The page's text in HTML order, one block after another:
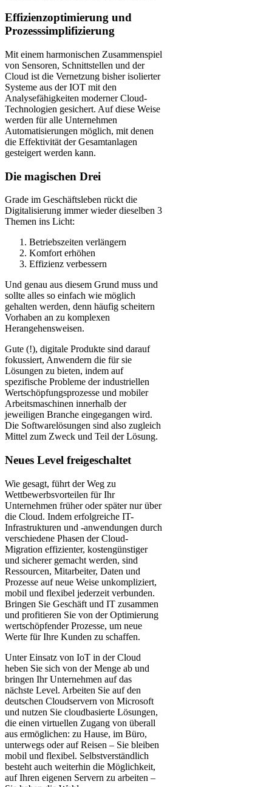
Effizienzoptimierung und
Prozesssimplifizierung
Mit einem harmonischen Zusammenspiel
von Sensoren, Schnittstellen und der
Cloud ist die Vernetzung bisher isolierter
Systeme aus der IOT mit den
Analysefähigkeiten moderner Cloud-
Technologien gesichert. Auf diese Weise
werden für alle Unternehmen
Automatisierungen möglich, mit denen
die Effektivität der Gesamtanlagen
gesteigert werden kann.
Die magischen Drei
Grade im Geschäftsleben rückt die
Digitalisierung immer wieder dieselben 3
Themen ins Licht:
Betriebszeiten verlängern
Komfort erhöhen
Effizienz verbessern
Und genau aus diesem Grund muss und
sollte alles so einfach wie möglich
gehalten werden, denn häufig scheitern
Vorhaben an zu komplexen
Herangehensweisen.
Gute (!), digitale Produkte sind darauf
fokussiert, Anwendern die für sie
Lösungen zu bieten, indem auf
spezifische Probleme der industriellen
Wertschöpfungsprozesse und mobiler
Arbeitsmaschinen innerhalb der
jeweiligen Branche eingegangen wird.
Die Softwarelösungen sind also zugleich
Mittel zum Zweck und Teil der Lösung.
Neues Level freigeschaltet
Wie gesagt, führt der Weg zu
Wettbewerbsvorteilen für Ihr
Unternehmen früher oder später nur über
die Cloud. Indem erfolgreiche IT-
Infrastrukturen und -anwendungen durch
verschiedene Phasen der Cloud-
Migration effizienter, kostengünstiger
und sicherer gemacht werden, sind
Ressourcen, Mitarbeiter, Daten und
Prozesse auf neue Weise unkompliziert,
mobil und flexibel jederzeit verbunden.
Bringen Sie Geschäft und IT zusammen
und profitieren Sie von der Optimierung
wertschöpfender Prozesse, um neue
Werte für Ihre Kunden zu schaffen.
Unter Einsatz von IoT in der Cloud
heben Sie sich von der Menge ab und
bringen Ihr Unternehmen auf das
nächste Level. Arbeiten Sie auf den
deutschen Cloudservern von Microsoft
und nutzen Sie cloudbasierte Lösungen,
die einen virtuellen Zugang von überall
aus ermöglichen: zu Hause, im Büro,
unterwegs oder auf Reisen – Sie bleiben
mobil und flexibel. Selbstverständlich
besteht auch weiterhin die Möglichkeit,
auf Ihren eigenen Servern zu arbeiten –